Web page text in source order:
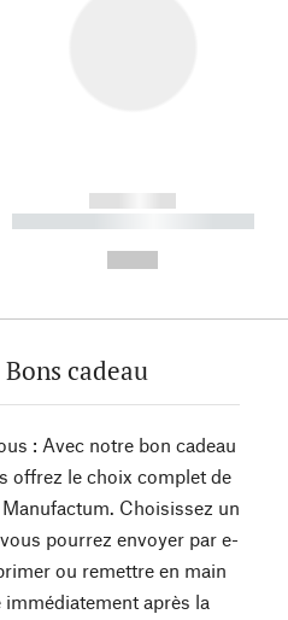
------------
----------- ----------- ----------
Bons cadeau
: Avec notre bon cadeau
offrez le choix complet de
Choisissez un
pourrez envoyer par e-
ou remettre en main
immédiatement après la